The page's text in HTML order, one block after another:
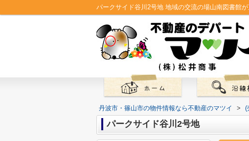
丹波市・篠山市の物件情報なら不動産のマツイ > (
パークサイド谷川2号地